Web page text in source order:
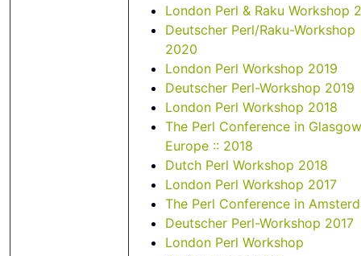
London Perl & Raku Workshop
Deutscher Perl/Raku-Workshop
2020
London Perl Workshop 2019
Deutscher Perl-Workshop 2019
London Perl Workshop 2018
The Perl Conference in
Europe :: 2018
Dutch Perl Workshop 2018
London Perl Workshop 2017
The Perl Conference in
Deutscher Perl-Workshop 2017
London Perl Workshop